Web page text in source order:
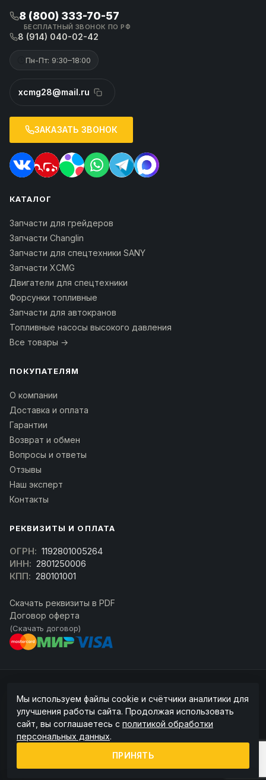
8 (800) 333-70-57
БЕСПЛАТНЫЙ ЗВОНОК ПО РФ
8 (914) 040-02-42
Пн-Пт: 9:30–18:00
xcmg28@mail.ru
ЗАКАЗАТЬ ЗВОНОК
КАТАЛОГ
Запчасти для грейдеров
Запчасти Changlin
Запчасти для спецтехники SANY
Запчасти XCMG
Двигатели для спецтехники
Форсунки топливные
Запчасти для автокранов
Топливные насосы высокого давления
Все товары →
ПОКУПАТЕЛЯМ
О компании
Доставка и оплата
Гарантии
Возврат и обмен
Вопросы и ответы
Отзывы
Наш эксперт
Контакты
РЕКВИЗИТЫ И ОПЛАТА
ОГРН: 1192801005264
ИНН: 2801250006
КПП: 280101001
Скачать реквизиты в PDF
Договор оферта
(Скачать договор)
ссылка на источник обязательна.
Информация на сайте не является публичной офертой (ст. 437 ГК РФ).
Политика конфиденциальности
Пользовательское соглашение
Мы используем файлы cookie и счётчики аналитики для
улучшения работы сайта. Продолжая использовать
сайт, вы соглашаетесь с политикой обработки
персональных данных.
ПРИНЯТЬ